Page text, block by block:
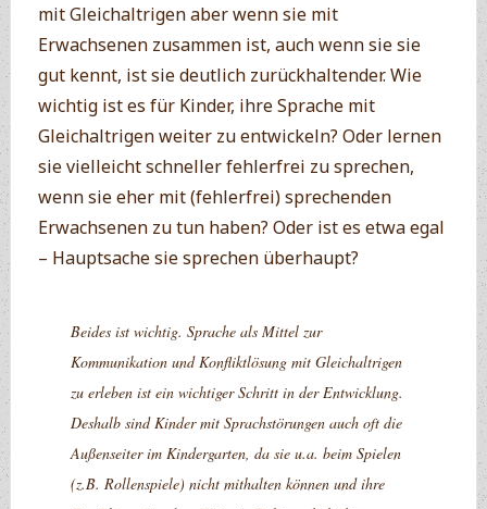
mit Gleichaltrigen aber wenn sie mit
Erwachsenen zusammen ist, auch wenn sie sie
gut kennt, ist sie deutlich zurückhaltender. Wie
wichtig ist es für Kinder, ihre Sprache mit
Gleichaltrigen weiter zu entwickeln? Oder lernen
sie vielleicht schneller fehlerfrei zu sprechen,
wenn sie eher mit (fehlerfrei) sprechenden
Erwachsenen zu tun haben? Oder ist es etwa egal
– Hauptsache sie sprechen überhaupt?
Beides ist wichtig. Sprache als Mittel zur
Kommunikation und Konfliktlösung mit Gleichaltrigen
zu erleben ist ein wichtiger Schritt in der Entwicklung.
Deshalb sind Kinder mit Sprachstörungen auch oft die
Außenseiter im Kindergarten, da sie u.a. beim Spielen
(z.B. Rollenspiele) nicht mithalten können und ihre